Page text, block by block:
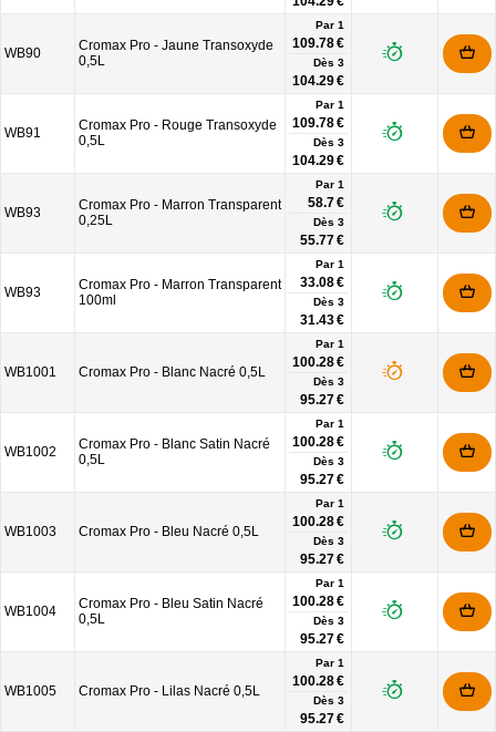
WB90
Cromax Pro - Jaune Transoxyde
0,5L
Par 1
109.78 €
Dès 3
104.29 €
WB91
Cromax Pro - Rouge Transoxyde
0,5L
Par 1
109.78 €
Dès 3
104.29 €
WB93
Cromax Pro - Marron Transparent
0,25L
Par 1
58.7 €
Dès 3
55.77 €
WB93
Cromax Pro - Marron Transparent
100ml
Par 1
33.08 €
Dès 3
31.43 €
WB1001 Cromax Pro - Blanc Nacré 0,5L
Par 1
100.28 €
Dès 3
95.27 €
WB1002
Cromax Pro - Blanc Satin Nacré
0,5L
Par 1
100.28 €
Dès 3
95.27 €
WB1003 Cromax Pro - Bleu Nacré 0,5L
Par 1
100.28 €
Dès 3
95.27 €
WB1004
Cromax Pro - Bleu Satin Nacré
0,5L
Par 1
100.28 €
Dès 3
95.27 €
WB1005 Cromax Pro - Lilas Nacré 0,5L
Par 1
100.28 €
Dès 3
95.27 €